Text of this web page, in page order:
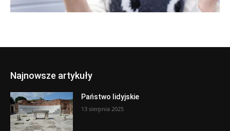
Najnowsze artykuły
Państwo lidyjskie
13 sierpnia 2025